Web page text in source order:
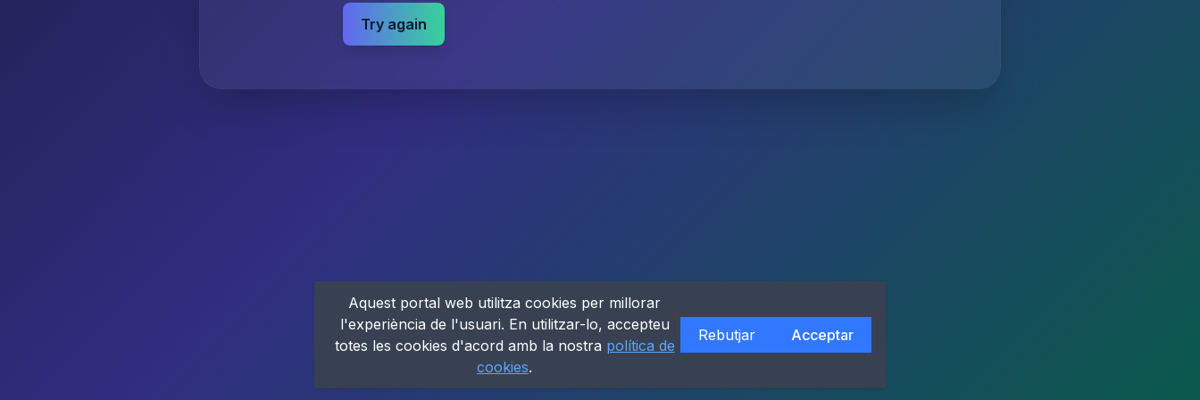
Try again
Aquest portal web utilitza cookies per millorar
l'experiència de l'usuari. En utilitzar-lo, accepteu
totes les cookies d'acord amb la nostra política de
cookies.
Rebutjar Acceptar